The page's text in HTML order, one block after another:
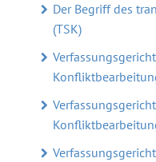
Der Begriff des
(TSK)